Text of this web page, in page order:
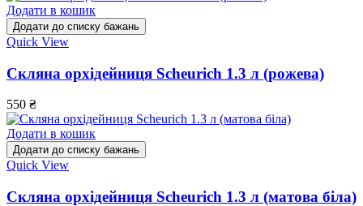
Додати в кошик
Додати до списку бажань
Quick View
Скляна орхідейниця Scheurich 1.3 л (рожева)
550 ₴
Додати в кошик
Додати до списку бажань
Quick View
Скляна орхідейниця Scheurich 1.3 л (матова біла)